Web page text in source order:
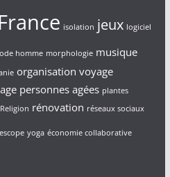
isolation jeux logiciel
homme morphologie musique
organisation voyage
personnes agées plantes
Religion rénovation réseaux sociaux
yoga économie collaborative